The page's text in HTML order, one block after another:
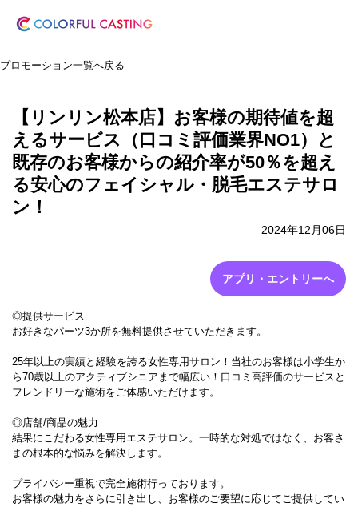
プロモーション一覧へ戻る
【リンリン松本店】お客様の期待値を超
えるサービス（口コミ評価業界NO1）と
既存のお客様からの紹介率が50％を超え
る安心のフェイシャル・脱毛エステサロ
ン！
2024年12月06日
アプリ・エントリーへ
◎提供サービス
お好きなパーツ3か所を無料提供させていただきます。
25年以上の実績と経験を誇る女性専用サロン！当社のお客様は小学生か
ら70歳以上のアクティブシニアまで幅広い！口コミ高評価のサービスと
フレンドリーな施術をご体感いただけます。
◎店舗/商品の魅力
結果にこだわる女性専用エステサロン。一時的な対処ではなく、お客さ
まの根本的な悩みを解決します。
プライバシー重視で完全施術行っております。
お客様の魅力をさらに引き出し、お客様のご要望に応じてご提供してい